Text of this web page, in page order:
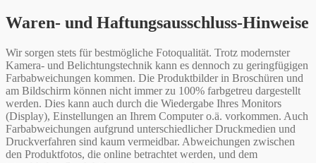
Waren- und Haftungsausschluss-Hinweise
Wir sorgen stets für bestmögliche Fotoqualität. Trotz modernster
Kamera- und Belichtungstechnik kann es dennoch zu geringfügigen
Farbabweichungen kommen. Die Produktbilder in Broschüren und
am Bildschirm können nicht immer zu 100% farbgetreu dargestellt
werden. Dies kann auch durch die Wiedergabe Ihres Monitors
(Display), Einstellungen an Ihrem Computer o.ä. vorkommen. Auch
Farbabweichungen aufgrund unterschiedlicher Druckmedien und
Druckverfahren sind kaum vermeidbar. Abweichungen zwischen
den Produktfotos, die online betrachtet werden, und dem